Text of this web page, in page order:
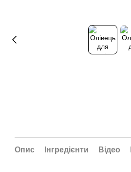
Опис Інгредієнти Відео